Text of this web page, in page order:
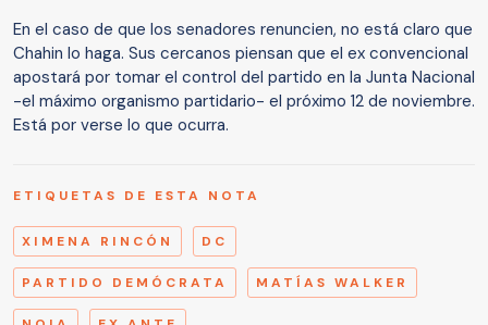
En el caso de que los senadores renuncien, no está claro que
Chahin lo haga. Sus cercanos piensan que el ex convencional
apostará por tomar el control del partido en la Junta Nacional
-el máximo organismo partidario- el próximo 12 de noviembre.
Está por verse lo que ocurra.
ETIQUETAS DE ESTA NOTA
XIMENA RINCÓN DC
PARTIDO DEMÓCRATA MATÍAS WALKER